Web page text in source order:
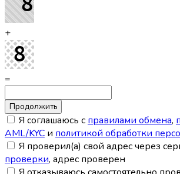
+
=
Я соглашаюсь с правилами обмена,
AML/KYC и политикой обработки
Я проверил(а) свой адрес через
проверки, адрес проверен